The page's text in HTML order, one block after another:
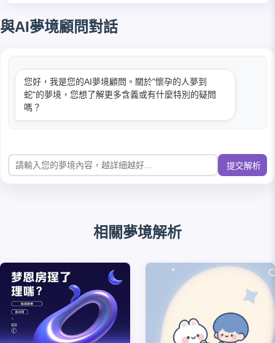
與AI夢境顧問對話
您好，我是您的AI夢境顧問。關於"懷孕的人夢到
蛇"的夢境，您想了解更多含義或有什麼特別的疑問
嗎？
提交解析
相關夢境解析